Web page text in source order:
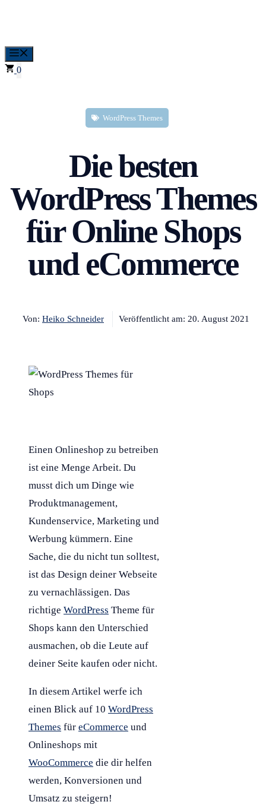
springen
0
WordPress Themes
Die besten
WordPress Themes
für Online Shops
und eCommerce
Von: Heiko Schneider Veröffentlicht am: 20. August 2021
Einen Onlineshop zu betreiben
ist eine Menge Arbeit. Du
musst dich um Dinge wie
Produktmanagement,
Kundenservice, Marketing und
Werbung kümmern. Eine
Sache, die du nicht tun solltest,
ist das Design deiner Webseite
zu vernachlässigen. Das
richtige WordPress Theme für
Shops kann den Unterschied
ausmachen, ob die Leute auf
deiner Seite kaufen oder nicht.
In diesem Artikel werfe ich
einen Blick auf 10 WordPress
Themes für eCommerce und
Onlineshops mit
WooCommerce die dir helfen
werden, Konversionen und
Umsatz zu steigern!